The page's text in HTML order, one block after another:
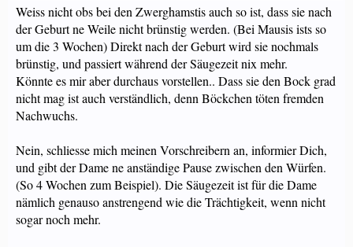
Weiss nicht obs bei den Zwerghamstis auch so ist, dass sie nach
der Geburt ne Weile nicht brünstig werden. (Bei Mausis ists so
um die 3 Wochen) Direkt nach der Geburt wird sie nochmals
brünstig, und passiert während der Säugezeit nix mehr.
Könnte es mir aber durchaus vorstellen.. Dass sie den Bock grad
nicht mag ist auch verständlich, denn Böckchen töten fremden
Nachwuchs.
Nein, schliesse mich meinen Vorschreibern an, informier Dich,
und gibt der Dame ne anständige Pause zwischen den Würfen.
(So 4 Wochen zum Beispiel). Die Säugezeit ist für die Dame
nämlich genauso anstrengend wie die Trächtigkeit, wenn nicht
sogar noch mehr.